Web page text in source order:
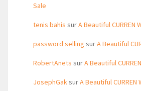
Sale
tenis bahis surA Beautiful CURREN
password selling surA Beautiful
RobertAnets surA Beautiful
JosephGaksurA Beautiful